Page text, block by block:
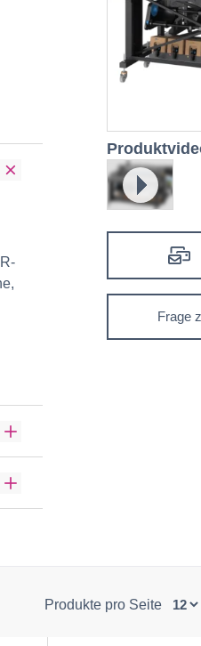
Abspielen
Frage
Produkte pro Seite